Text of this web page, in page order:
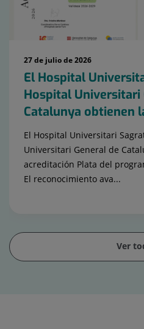
27 de julio de 2026
El Hospital
Hospital Universitari
Catalunya obtienen
El Hospital Universitari
Universitari General de
acreditación Plata del
El reconocimiento ava...
Ver